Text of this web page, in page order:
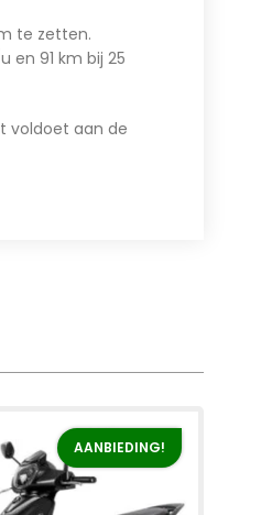
te zetten.
91 km bij 25
voldoet aan de
AANBIEDING!